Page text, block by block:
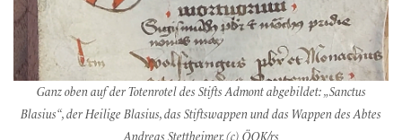
Ganz oben auf der Totenrotel des Stifts Admont abgebildet: „Sanctus
Blasius“, der Heilige Blasius, das Stiftswappen und das Wappen des Abtes
Andreas Stettheimer. (c) ÖOK/rs